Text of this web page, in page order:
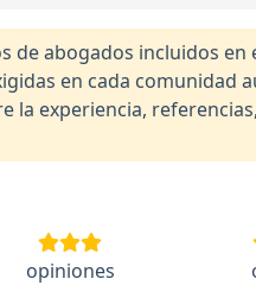
de abogados incluidos
en cada
la experiencia,
opiniones